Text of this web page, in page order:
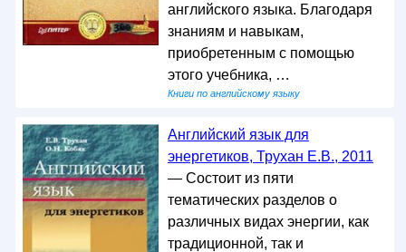
английского языка. Благодаря
знаниям и навыкам,
приобретенным с помощью
этого учебника, …
Книги по английскому языку
Английский язык для
энергетиков, Трухан Е.В., 2011
— Состоит из пяти
тематических разделов о
различных видах энергии, как
традиционной, так и